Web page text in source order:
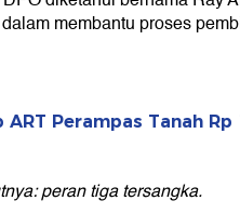
membantu proses
Perampas Tanah
peran tiga tersangka.